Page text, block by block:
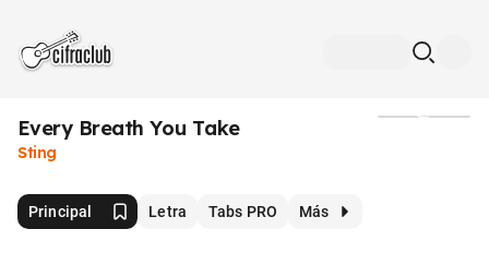
Every Breath You Take
Sting
Principal Letra Tabs PRO Más